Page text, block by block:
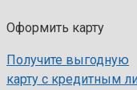
Оформить карту
Получите выгодную
карту с кредитным